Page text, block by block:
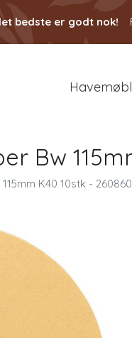
bedste er godt nok!
Bw
K40 10stk -